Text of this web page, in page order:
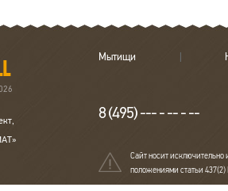
Мытищи
8 (495) --- - -- - --
Сайт носит исключительно
положениями статьи